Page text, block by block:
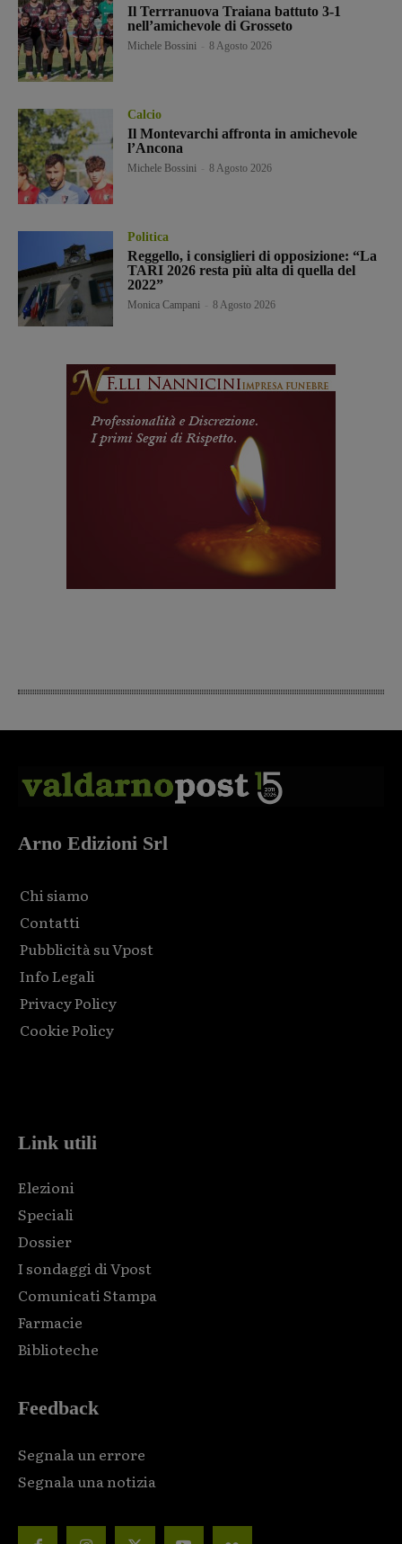
Il Terrranuova Traiana battuto 3-1
nell’amichevole di Grosseto
Michele Bossini 8 Agosto 2026
Calcio
Il Montevarchi affronta in amichevole
l’Ancona
Michele Bossini 8 Agosto 2026
Politica
Reggello, i consiglieri di opposizione: “La
TARI 2026 resta più alta di quella del
2022”
Monica Campani 8 Agosto 2026
Arno Edizioni Srl
Chi siamo
Contatti
Pubblicità su Vpost
Info Legali
Privacy Policy
Cookie Policy
Link utili
Elezioni
Speciali
Dossier
I sondaggi di Vpost
Comunicati Stampa
Farmacie
Biblioteche
Feedback
Segnala un errore
Segnala una notizia